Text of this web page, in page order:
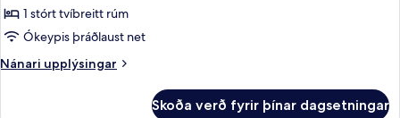
1 stórt tvíbreitt rúm
Ókeypis þráðlaust net
Nánari upplýsingar
Nánari
Skoða verð fyrir þínar dagsetningar